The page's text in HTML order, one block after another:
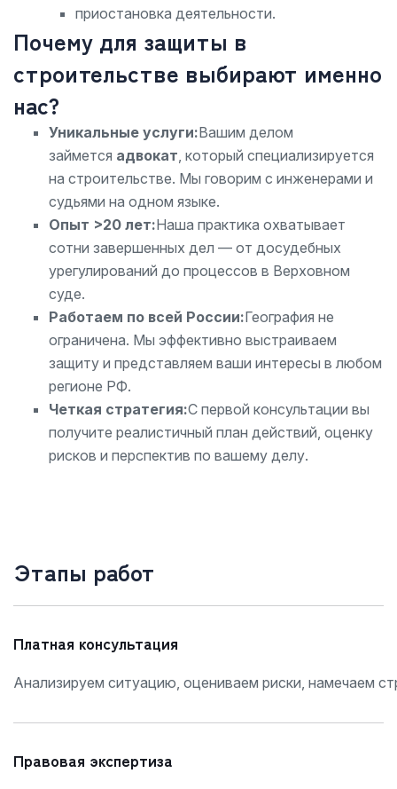
приостановка деятельности.
Почему для защиты в
строительстве выбирают именно
нас?
Уникальные услуги:Вашим делом
займется адвокат , который специализируется
на строительстве. Мы говорим с инженерами и
судьями на одном языке.
Опыт >20 лет:Наша практика охватывает
сотни завершенных дел — от досудебных
урегулирований до процессов в Верховном
суде.
Работаем по всей России:География не
ограничена. Мы эффективно выстраиваем
защиту и представляем ваши интересы в любом
регионе РФ.
Четкая стратегия:С первой консультации вы
получите реалистичный план действий, оценку
рисков и перспектив по вашему делу.
Этапы работ
Платная консультация
Анализируем ситуацию, оцениваем риски, намечаем
Правовая экспертиза